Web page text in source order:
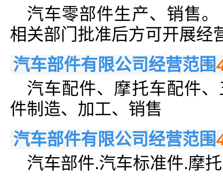
汽车零部件生产、销售
相关部门批准后方可开展经
汽车部件有限公司经营范围
汽车配件、摩托车配件
件制造、加工、销售
汽车部件有限公司经营范围
汽车部件.汽车标准件.摩